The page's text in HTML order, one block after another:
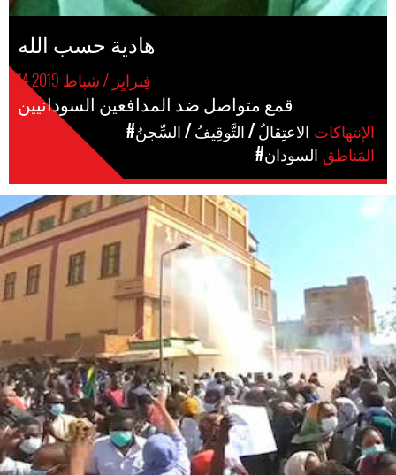
هادية حسب الله
14 فِبرايِر / شباط 2019
قمع متواصل ضد المدافعين السودانيين
#الاعتِقالُ / التَّوقِيفُ / السِّجنُ
#السودان
sudan_protest.jpg